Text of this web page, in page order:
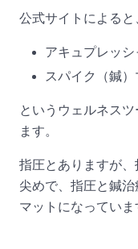
公式サイトによると
アキュプレッシ
スパイク（鍼）
というウェルネス
ます。
指圧とありますが、
尖めで、指圧と鍼
マットになっていま